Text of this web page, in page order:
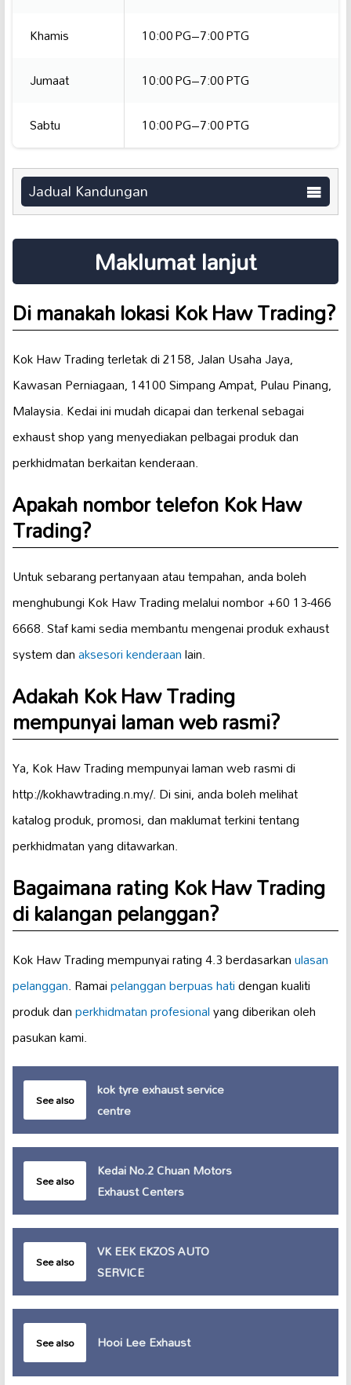
Khamis
10:00 PG–7:00 PTG
Jumaat
10:00 PG–7:00 PTG
Sabtu
10:00 PG–7:00 PTG
Jadual Kandungan
Maklumat lanjut
Di manakah lokasi Kok Haw Trading?
Kok Haw Trading terletak di 2158, Jalan Usaha Jaya,
Kawasan Perniagaan, 14100 Simpang Ampat, Pulau Pinang,
Malaysia. Kedai ini mudah dicapai dan terkenal sebagai
exhaust shop yang menyediakan pelbagai produk dan
perkhidmatan berkaitan kenderaan.
Apakah nombor telefon Kok Haw
Trading?
Untuk sebarang pertanyaan atau tempahan, anda boleh
menghubungi Kok Haw Trading melalui nombor +60 13-466
6668. Staf kami sedia membantu mengenai produk exhaust
system danaksesori kenderaanlain.
Adakah Kok Haw Trading
mempunyai laman web rasmi?
Ya, Kok Haw Trading mempunyai laman web rasmi di
http://kokhawtrading.n.my/. Di sini, anda boleh melihat
katalog produk, promosi, dan maklumat terkini tentang
perkhidmatan yang ditawarkan.
Bagaimana rating Kok Haw Trading
di kalangan pelanggan?
Kok Haw Trading mempunyai rating 4.3 berdasarkanulasan
pelanggan. Ramaipelanggan berpuas hatidengan kualiti
produk danperkhidmatan profesionalyang diberikan oleh
pasukan kami.
See also
kok tyre exhaust service
centre
See also
Kedai No.2 Chuan Motors
Exhaust Centers
See also
VK EEK EKZOS AUTO
SERVICE
See also Hooi Lee Exhaust